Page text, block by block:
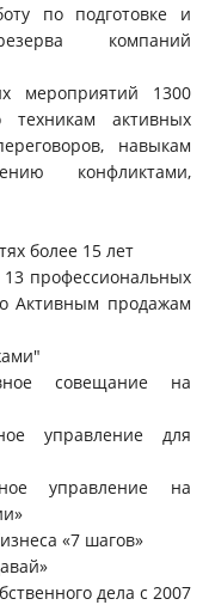
по подготовке и
компаний
мероприятий 1300
техникам активных
навыкам
конфликтами,
более 15 лет
13 профессиональных
Активным продажам
совещание на
управление для
управление на
«7 шагов»
дела с 2007